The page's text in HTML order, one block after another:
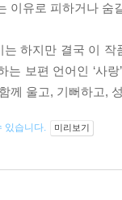
이유로 피하거나
하지만 결국 이
는 보편 언어인 ‘사
께 울고, 기뻐하고,
있습니다. 미리보기